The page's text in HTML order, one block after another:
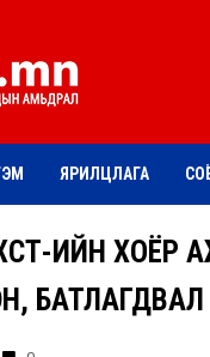
ЯРИЛЦЛАГА
ИЙН ХОЁР